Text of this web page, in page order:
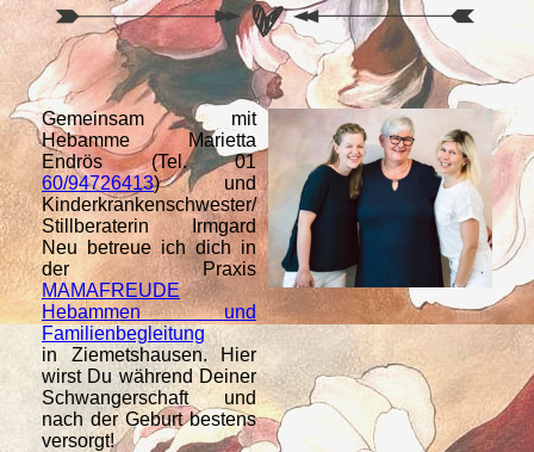
Gemeinsam mit
Hebamme Marietta
Endrös (Tel. 01
60/94726413) und
Kinderkrankenschwester/
Stillberaterin Irmgard
Neu betreue ich dich in
der Praxis
MAMAFREUDE
Hebammen und
Familienbegleitung
in Ziemetshausen. Hier
wirst Du während Deiner
Schwangerschaft und
nach der Geburt bestens
versorgt!